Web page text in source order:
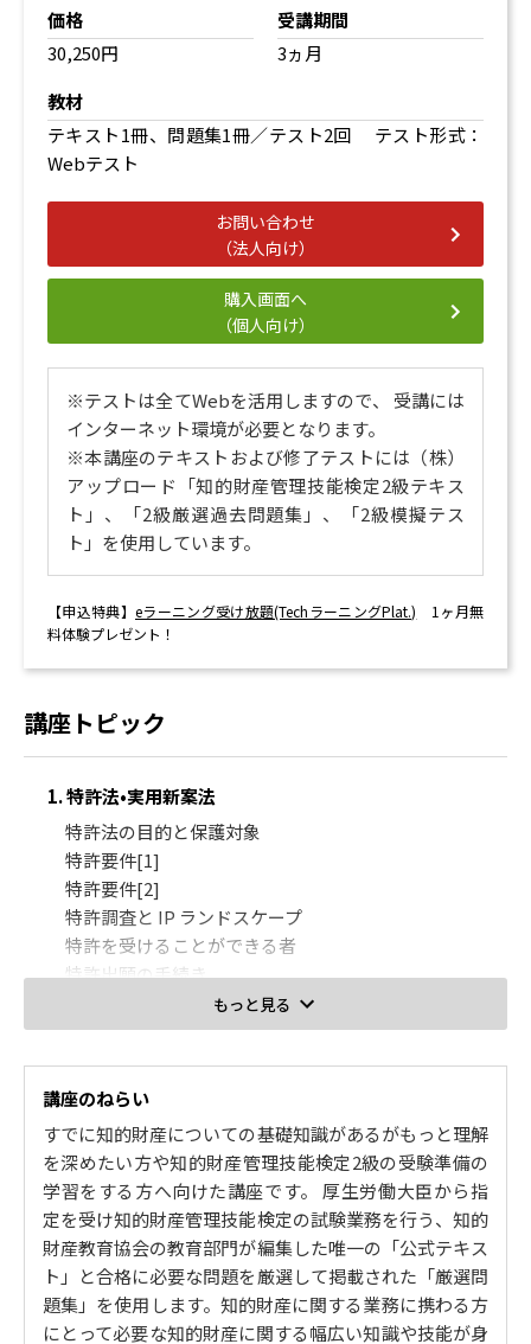
価格
30,250円
受講期間
3ヵ月
教材
テキスト1冊、問題集1冊／テスト2回 テスト形式：
Webテスト
お問い合わせ
（法人向け）
購入画面へ
（個人向け）
※テストは全てWebを活用しますので、 受講には
インターネット環境が必要となります。
※本講座のテキストおよび修了テストには（株）
アップロード「知的財産管理技能検定2級テキス
ト」、「2級厳選過去問題集」、「2級模擬テス
ト」を使用しています。
【申込特典】 eラーニング受け放題(TechラーニングPlat.) 1ヶ月無
料体験プレゼント！
講座トピック
1. 特許法•実用新案法
特許法の目的と保護対象
特許要件[1]
特許要件[2]
特許調査と IP ランドスケープ
特許を受けることができる者
特許出願の手続き
特許出願後の手続き[1]
特許出願後の手続き[2]
特許査定と拒絶査定
特許権の管理と活用[1]
特許権の管理と活用[3]
特許権の侵害と救済[1]
特許権の侵害と救済[2]
実用新案法
2. 意匠法
意匠法の保護対象と登録要件[1]
もっと見る
講座のねらい
すでに知的財産についての基礎知識があるがもっと理解
を深めたい方や知的財産管理技能検定2級の受験準備の
学習をする方へ向けた講座です。 厚生労働大臣から指
定を受け知的財産管理技能検定の試験業務を行う、知的
財産教育協会の教育部門が編集した唯一の「公式テキス
ト」と合格に必要な問題を厳選して掲載された「厳選問
題集」を使用します。知的財産に関する業務に携わる方
にとって必要な知的財産に関する幅広い知識や技能が身